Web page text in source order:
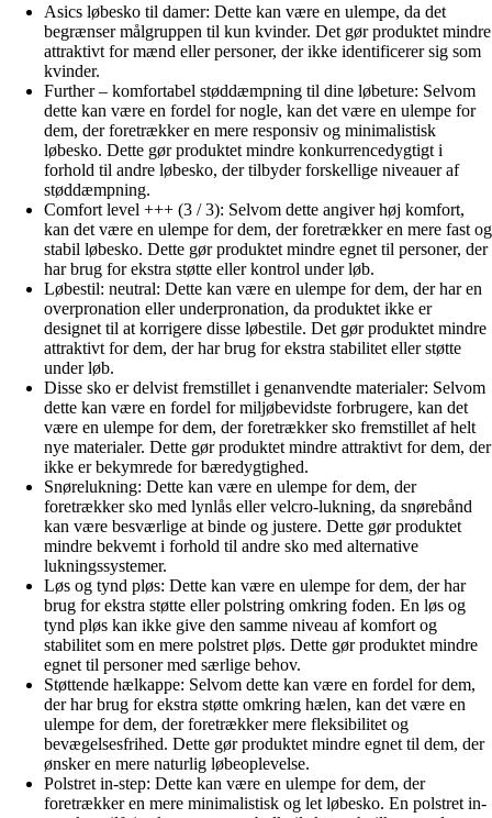
Asics løbesko til damer: Dette kan være en ulempe, da det
begrænser målgruppen til kun kvinder. Det gør produktet mindre
attraktivt for mænd eller personer, der ikke identificerer sig som
kvinder.
Further – komfortabel støddæmpning til dine løbeture: Selvom
dette kan være en fordel for nogle, kan det være en ulempe for
dem, der foretrækker en mere responsiv og minimalistisk
løbesko. Dette gør produktet mindre konkurrencedygtigt i
forhold til andre løbesko, der tilbyder forskellige niveauer af
støddæmpning.
Comfort level +++ (3 / 3): Selvom dette angiver høj komfort,
kan det være en ulempe for dem, der foretrækker en mere fast og
stabil løbesko. Dette gør produktet mindre egnet til personer, der
har brug for ekstra støtte eller kontrol under løb.
Løbestil: neutral: Dette kan være en ulempe for dem, der har en
overpronation eller underpronation, da produktet ikke er
designet til at korrigere disse løbestile. Det gør produktet mindre
attraktivt for dem, der har brug for ekstra stabilitet eller støtte
under løb.
Disse sko er delvist fremstillet i genanvendte materialer: Selvom
dette kan være en fordel for miljøbevidste forbrugere, kan det
være en ulempe for dem, der foretrækker sko fremstillet af helt
nye materialer. Dette gør produktet mindre attraktivt for dem, der
ikke er bekymrede for bæredygtighed.
Snørelukning: Dette kan være en ulempe for dem, der
foretrækker sko med lynlås eller velcro-lukning, da snørebånd
kan være besværlige at binde og justere. Dette gør produktet
mindre bekvemt i forhold til andre sko med alternative
lukningssystemer.
Løs og tynd pløs: Dette kan være en ulempe for dem, der har
brug for ekstra støtte eller polstring omkring foden. En løs og
tynd pløs kan ikke give den samme niveau af komfort og
stabilitet som en mere polstret pløs. Dette gør produktet mindre
egnet til personer med særlige behov.
Støttende hælkappe: Selvom dette kan være en fordel for dem,
der har brug for ekstra støtte omkring hælen, kan det være en
ulempe for dem, der foretrækker mere fleksibilitet og
bevægelsesfrihed. Dette gør produktet mindre egnet til dem, der
ønsker en mere naturlig løbeoplevelse.
Polstret in-step: Dette kan være en ulempe for dem, der
foretrækker en mere minimalistisk og let løbesko. En polstret in-